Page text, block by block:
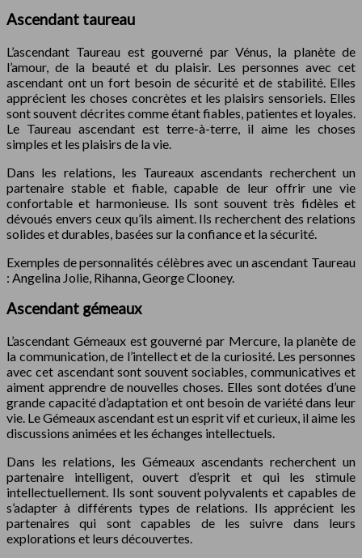
Ascendant taureau
L’ascendant Taureau est gouverné par Vénus, la planète de
l’amour, de la beauté et du plaisir. Les personnes avec cet
ascendant ont un fort besoin de sécurité et de stabilité. Elles
apprécient les choses concrètes et les plaisirs sensoriels. Elles
sont souvent décrites comme étant fiables, patientes et loyales.
Le Taureau ascendant est terre-à-terre, il aime les choses
simples et les plaisirs de la vie.
Dans les relations, les Taureaux ascendants recherchent un
partenaire stable et fiable, capable de leur offrir une vie
confortable et harmonieuse. Ils sont souvent très fidèles et
dévoués envers ceux qu’ils aiment. Ils recherchent des relations
solides et durables, basées sur la confiance et la sécurité.
Exemples de personnalités célèbres avec un ascendant Taureau
: Angelina Jolie, Rihanna, George Clooney.
Ascendant gémeaux
L’ascendant Gémeaux est gouverné par Mercure, la planète de
la communication, de l’intellect et de la curiosité. Les personnes
avec cet ascendant sont souvent sociables, communicatives et
aiment apprendre de nouvelles choses. Elles sont dotées d’une
grande capacité d’adaptation et ont besoin de variété dans leur
vie. Le Gémeaux ascendant est un esprit vif et curieux, il aime les
discussions animées et les échanges intellectuels.
Dans les relations, les Gémeaux ascendants recherchent un
partenaire intelligent, ouvert d’esprit et qui les stimule
intellectuellement. Ils sont souvent polyvalents et capables de
s’adapter à différents types de relations. Ils apprécient les
partenaires qui sont capables de les suivre dans leurs
explorations et leurs découvertes.